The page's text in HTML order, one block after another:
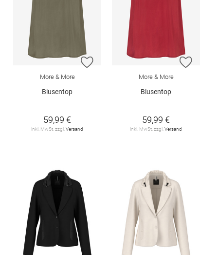
ZUR WUNSCHLISTE HINZUFÜGEN
More & More
Blusentop
59,99 €
inkl. MwSt. zzgl. Versand
ZUR
More & More
Blusentop
59,99 €
inkl. MwSt. zzgl. Versand